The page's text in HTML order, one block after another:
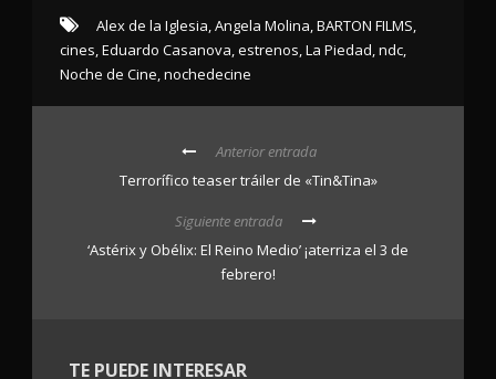
Alex de la Iglesia Angela Molina BARTON FILMS
cines Eduardo Casanova estrenos La Piedad ndc
Noche de Cine nochedecine
Anterior entrada
Terrorífico teaser tráiler de «Tin&Tina»
Siguiente entrada
‘Astérix y Obélix: El Reino Medio’ ¡aterriza el 3 de
febrero!
TE PUEDE INTERESAR